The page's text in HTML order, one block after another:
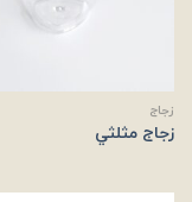
زجاج
زجاج مثلثي